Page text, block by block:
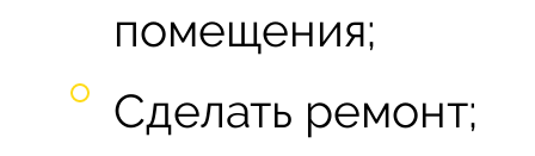
помещения;
Сделать ремонт;